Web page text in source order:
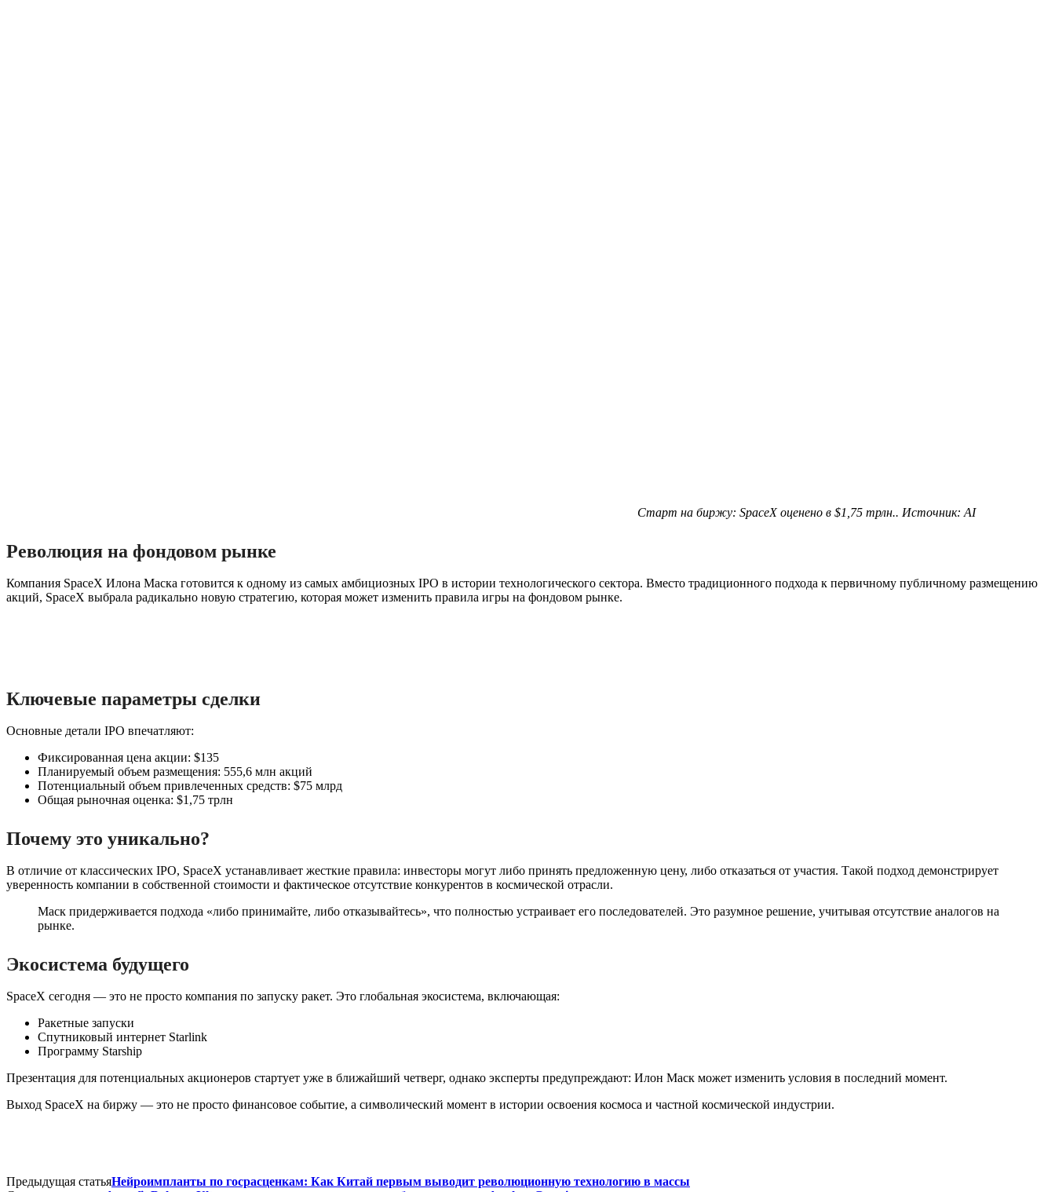
Старт на биржу: SpaceX оценено в $1,75 трлн.. Источник: AI
Революция на фондовом рынке
Компания SpaceX Илона Маска готовится к одному из самых амбициозных IPO в истории технологического сектора. Вместо традиционного подхода к первичному публичному размещению
акций, SpaceX выбрала радикально новую стратегию, которая может изменить правила игры на фондовом рынке.
Ключевые параметры сделки
Основные детали IPO впечатляют:
Фиксированная цена акции: $135
Планируемый объем размещения: 555,6 млн акций
Потенциальный объем привлеченных средств: $75 млрд
Общая рыночная оценка: $1,75 трлн
Почему это уникально?
В отличие от классических IPO, SpaceX устанавливает жесткие правила: инвесторы могут либо принять предложенную цену, либо отказаться от участия. Такой подход демонстрирует
уверенность компании в собственной стоимости и фактическое отсутствие конкурентов в космической отрасли.
Маск придерживается подхода «либо принимайте, либо отказывайтесь», что полностью устраивает его последователей. Это разумное решение, учитывая отсутствие аналогов на
рынке.
Экосистема будущего
SpaceX сегодня — это не просто компания по запуску ракет. Это глобальная экосистема, включающая:
Ракетные запуски
Спутниковый интернет Starlink
Программу Starship
Презентация для потенциальных акционеров стартует уже в ближайший четверг, однако эксперты предупреждают: Илон Маск может изменить условия в последний момент.
Выход SpaceX на биржу — это не просто финансовое событие, а символический момент в истории освоения космоса и частной космической индустрии.
Предыдущая статьяНейроимпланты по госрасценкам: Как Китай первым выводит революционную технологию в массы